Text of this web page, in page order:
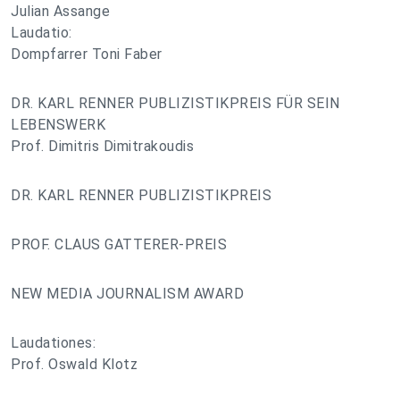
Julian Assange
Laudatio:
Dompfarrer Toni Faber
DR. KARL RENNER PUBLIZISTIKPREIS FÜR SEIN
LEBENSWERK
Prof. Dimitris Dimitrakoudis
DR. KARL RENNER PUBLIZISTIKPREIS
PROF. CLAUS GATTERER-PREIS
NEW MEDIA JOURNALISM AWARD
Laudationes:
Prof. Oswald Klotz